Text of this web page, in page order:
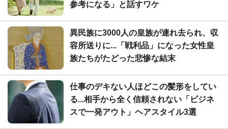
参考になる」と話すワケ
異民族に3000人の皇族が連れ去られ、収
容所送りに...「戦利品」になった女性皇
族たちがたどった悲惨な結末
仕事のデキない人ほどこの髪形をしてい
る...相手から全く信頼されない「ビジネ
スで一発アウト」ヘアスタイル3選